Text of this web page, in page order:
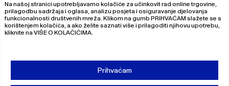
O
O nama
© 2026 Magistrat International
Pravila o privatnosti
Na našoj stranici upotrebljavamo kolačiće za učinkovit rad online trgovine,
prilagodbu sadržaja i oglasa, analizu posjeta i osiguravanje djelovanja
funkcionalnosti društvenih mreža. Klikom na gumb PRIHVAĆAM slažete se s
korištenjem kolačića, a ako želite saznati više i prilagoditi njihovu upotrebu,
kliknite na VIŠE O KOLAČIĆIMA.
Prihvaćam